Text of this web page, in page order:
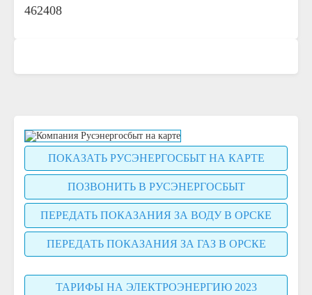
462408
ПОКАЗАТЬ РУСЭНЕРГОСБЫТ НА КАРТЕ
ПОЗВОНИТЬ В РУСЭНЕРГОСБЫТ
ПЕРЕДАТЬ ПОКАЗАНИЯ ЗА ВОДУ В ОРСКЕ
ПЕРЕДАТЬ ПОКАЗАНИЯ ЗА ГАЗ В ОРСКЕ
ТАРИФЫ НА ЭЛЕКТРОЭНЕРГИЮ 2023